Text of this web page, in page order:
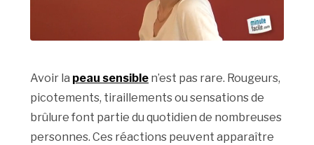
Avoir la peau sensible n’est pas rare. Rougeurs,
picotements, tiraillements ou sensations de
brûlure font partie du quotidien de nombreuses
personnes. Ces réactions peuvent apparaître